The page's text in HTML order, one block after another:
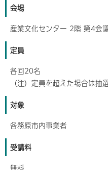
会場
産業文化センター 2階 第4会
定員
各回20名
（注）定員を超えた場合は抽
対象
各務原市内事業者
受講料
無料